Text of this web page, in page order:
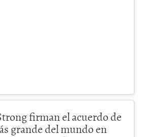
firman el acuerdo de
grande del mundo en